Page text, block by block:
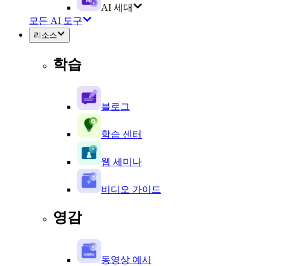
AI 세대
모든 AI 도구
리소스
학습
블로그
학습 센터
웹 세미나
비디오 가이드
영감
동영상 예시